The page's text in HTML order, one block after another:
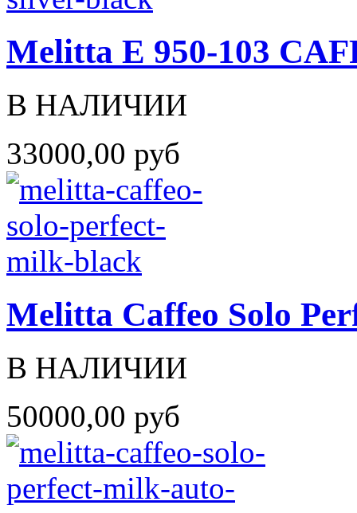
Melitta Е 950-103
В НАЛИЧИИ
33000,00 руб
Melitta Caffeo Solo
В НАЛИЧИИ
50000,00 руб